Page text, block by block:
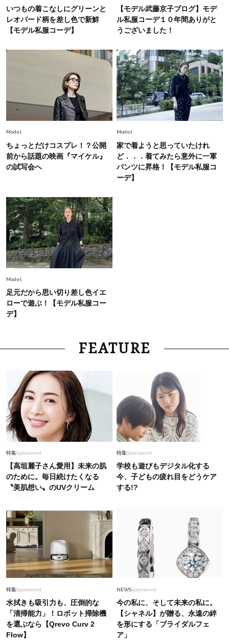
26年夏の【開運アクション】は”ひと拭き”習
慣！「金運アップ→トイレ、じゃあ底上げ運
は？」
Fashion
中村ゆりさん「40代になり、やっと“仕事以外の
幸福感”に目が向いた」ライフスタイルも、服も
Fashion
白黒でもこんなに華やぐ！40代、夏の「甘めト
ップス×パンツ」コーデ〈3選〉
Fashion 2026.5.29
40代の夏通勤はこれ１着！「きちんと感」も
「オシャレ」も整うトレンドトップス〈4選〉
Fashion 2026.8.5
オシャレ40代の【ワンピ＆オールインワン】最
旬着こなし3選。地味見え回避のコツは「バッグ
選び」！
Fashion 2026.7.31
Fashion
26年夏は「小ぶり」が大流行中！人と被らない
【最旬かごバッグ】6選
いつもの着こなしにグリーンと
レオパード柄を差し色で新鮮
【モデル私服コーデ】
【モデル武藤京子ブログ】モデ
ル私服コーデ１０年間ありがと
うございました！
Model
ちょっとだけコスプレ！？公開
前から話題の映画『マイケル』
の試写会へ
Model
家で着ようと思っていたけれ
ど．．．着てみたら意外に一軍
パンツに昇格！【モデル私服コ
ーデ】
Model
足元だから思い切り差し色イエ
ローで遊ぶ！【モデル私服コー
デ】
FEATURE
特集Sponsored
【高垣麗子さん愛用】未来の肌
のために。毎日続けたくなる
〝美肌想い〟のUVクリーム
特集Sponsored
学校も遊びもデジタル化する
今、子どもの疲れ目をどうケア
する!?
特集Sponsored
水拭きも吸引力も、圧倒的な
「清掃能力」！ロボット掃除機
を選ぶなら【Qrevo Curv 2
Flow】
NEWSSponsored
今の私に、そして未来の私に。
【シャネル】が贈る、永遠の絆
を形にする「ブライダルフェ
ア」